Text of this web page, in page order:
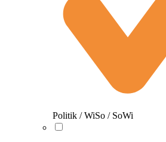
Politik / WiSo / SoWi